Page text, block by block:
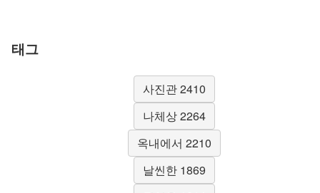
태그
사진관 2410
나체상 2264
옥내에서 2210
날씬한 1869